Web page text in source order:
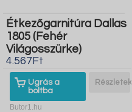
Étkezőgarnitúra Dallas
1805 (Fehér
Világosszürke)
4.567Ft
Ugrás a
boltba
Részletek
Butor1.hu